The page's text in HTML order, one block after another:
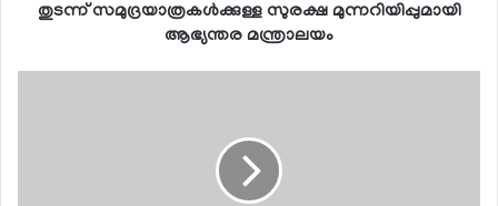
തുടന്ന് സമുദ്രയാത്രകള്‍ക്കുള്ള സുരക്ഷ മുന്നറിയിപ്പുമായി
ആഭ്യന്തര മന്ത്രാലയം